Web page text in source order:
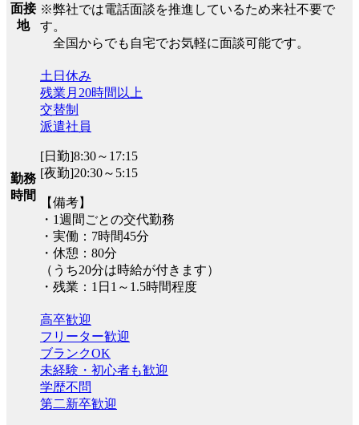
面接
地
※弊社では電話面談を推進しているため来社不要で
す。
全国からでも自宅でお気軽に面談可能です。
勤務
時間
土日休み
残業月20時間以上
交替制
派遣社員
[日勤]8:30～17:15
[夜勤]20:30～5:15
【備考】
・1週間ごとの交代勤務
・実働：7時間45分
・休憩：80分
（うち20分は時給が付きます）
・残業：1日1～1.5時間程度
高卒歓迎
フリーター歓迎
ブランクOK
未経験・初心者も歓迎
学歴不問
第二新卒歓迎